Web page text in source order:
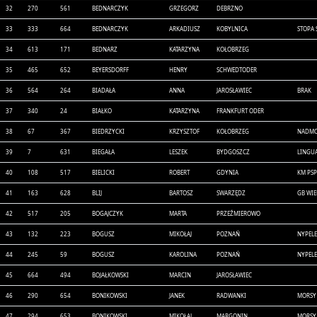
32 270 561 BEDNARCZYK GRZEGORZ DEBRZNO
33 333 664 BEDNARCZYK ARKADIUSZ KOBYLNICA STOPA
34 613 171 BEDNARZ KATARZYNA KOŁOBRZEG
35 465 652 BEYERSDORFF HENRY SCHWEDTODER
36 564 264 BIADAŁA ANNA JAROSŁAWIEC BRAK
37 340 24 BIAŁKO KATARZYNA FRANKFURT ODER
38 67 367 BIEDRZYCKI KRZYSZTOF KOŁOBRZEG
39 7 631 BIEGAŁA LESZEK BYDGOSZCZ
40 108 517 BIELICKI ROBERT GDYNIA KM
41 163 628 BLIJ BARTOSZ SWARZĘDZ GB
42 517 205 BOGAJCZYK MARTA PRZEŹMIEROWO
43 132 223 BOGUSZ MIKOŁAJ POZNAŃ
44 245 59 BOGUSZ KAROLINA POZNAŃ
45 664 494 BOJAŁKOWSKI MARCIN JAROSŁAWIEC
46 290 654 BONIKOWSKI JANEK RADWANKI